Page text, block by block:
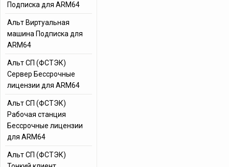
Подписка для ARM64
Альт Виртуальная
машина Подписка для
ARM64
Альт СП (ФСТЭК)
Сервер Бессрочные
лицензии для ARM64
Альт СП (ФСТЭК)
Рабочая станция
Бессрочные лицензии
для ARM64
Альт СП (ФСТЭК)